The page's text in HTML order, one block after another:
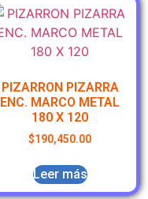
PIZARRON PIZARRA
ENC. MARCO METAL
180 X 120
$190,450.00
Leer más